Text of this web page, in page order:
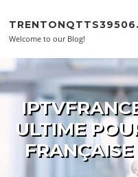
Welcome to our Blog!
ULTIME